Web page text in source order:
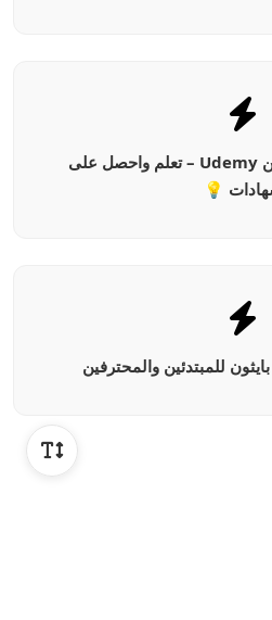
🎓 كورسات مجانية من Udemy – تعلم واحصل على
💡
للمبتدئين والمحترفين